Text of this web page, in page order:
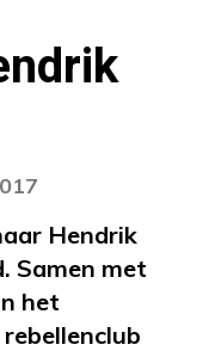
Hendrik
Samen met
het